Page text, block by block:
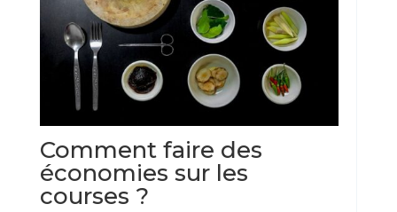
Comment faire des
économies sur les
courses ?